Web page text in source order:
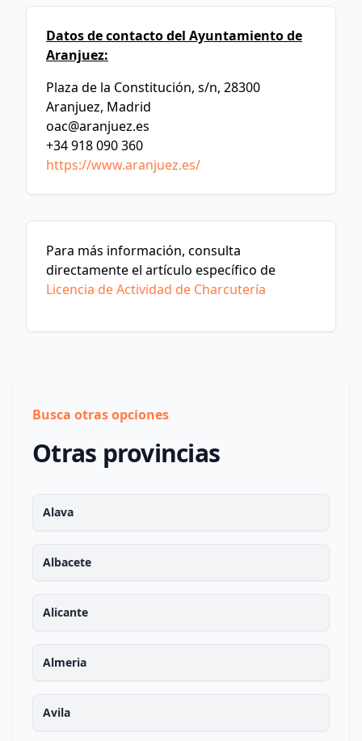
Datos de contacto del Ayuntamiento de
Aranjuez:
Plaza de la Constitución, s/n, 28300
Aranjuez, Madrid
oac@aranjuez.es
+34 918 090 360
https://www.aranjuez.es/
Para más información, consulta
directamente el artículo específico de
Licencia de Actividad de Charcutería
Busca otras opciones
Otras provincias
Alava
Albacete
Alicante
Almeria
Avila